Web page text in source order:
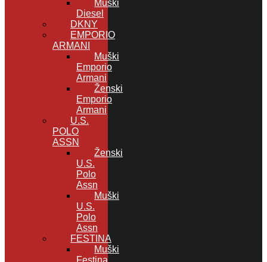
Muški
Diesel
DKNY
EMPORIO
ARMANI
Muški
Emporio
Armani
Ženski
Emporio
Armani
U.S.
POLO
ASSN
Ženski
U.S.
Polo
Assn
Muški
U.S.
Polo
Assn
FESTINA
Muški
Festina